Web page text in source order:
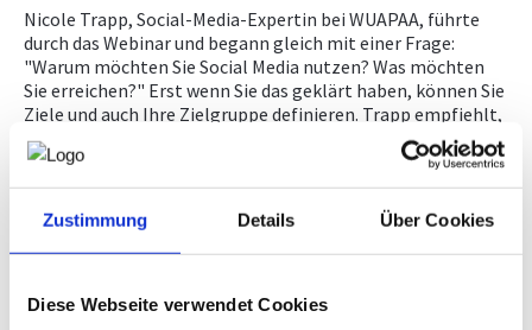
Zustimmung Details Über Cookies
Diese Webseite verwendet Cookies
KONTAKT
NEWS
NICHT AMTLICHE SACHVERSTÄNDIGE
Nicole Trapp, Social-Media-Expertin bei WUAPAA, führte
durch das Webinar und begann gleich mit einer Frage:
"Warum möchten Sie Social Media nutzen? Was möchten
Sie erreichen?" Erst wenn Sie das geklärt haben, können Sie
Ziele und auch Ihre Zielgruppe definieren. Trapp empfiehlt,
beim Profiling in die Tiefe zu gehen - bis hin zur Analyse der
Hobbys und bevorzugten Social-Media-Kanälen Ihrer
Zielgruppe. "Wenn Sie auf Firmenkunden fokussiert sind,
bietet sich LinkedIn eher an als Facebook". Letzterer ist
zwar der Klassiker unter den Social-Media-Kanälen, verliert
aber immer mehr Nutzer:innen. "Auffällig ist auch, dass
Während der Riese schwächelt, gehen bei TikTok die